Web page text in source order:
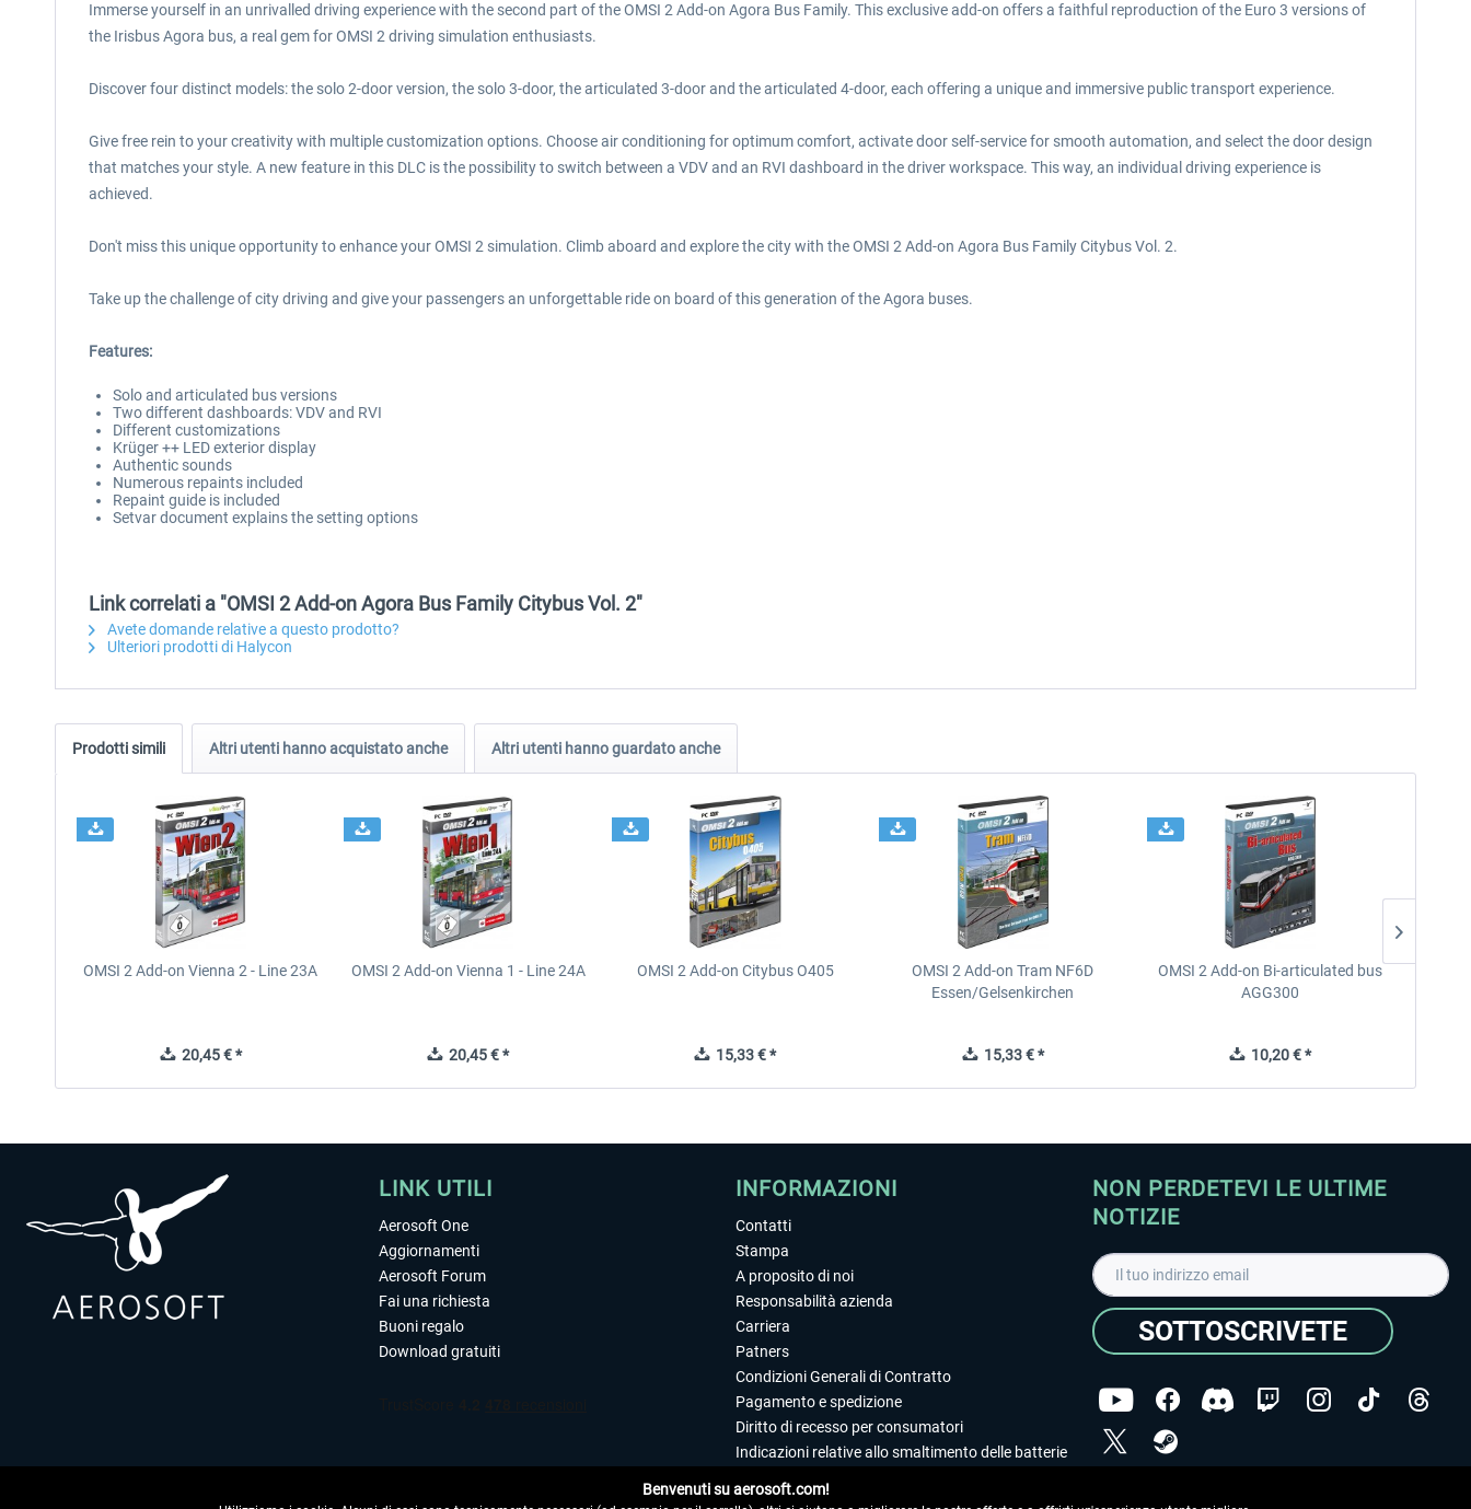
Immerse yourself in an unrivalled driving experience with the second part of the OMSI 2 Add-on Agora Bus Family. This exclusive add-on offers a faithful reproduction of the Euro 3 versions of
the Irisbus Agora bus, a real gem for OMSI 2 driving simulation enthusiasts.
Discover four distinct models: the solo 2-door version, the solo 3-door, the articulated 3-door and the articulated 4-door, each offering a unique and immersive public transport experience.
Give free rein to your creativity with multiple customization options. Choose air conditioning for optimum comfort, activate door self-service for smooth automation, and select the door design
that matches your style. A new feature in this DLC is the possibility to switch between a VDV and an RVI dashboard in the driver workspace. This way, an individual driving experience is
achieved.
Don't miss this unique opportunity to enhance your OMSI 2 simulation. Climb aboard and explore the city with the OMSI 2 Add-on Agora Bus Family Citybus Vol. 2.
Take up the challenge of city driving and give your passengers an unforgettable ride on board of this generation of the Agora buses.
Features:
Solo and articulated bus versions
Two different dashboards: VDV and RVI
Different customizations
Krüger ++ LED exterior display
Authentic sounds
Numerous repaints included
Repaint guide is included
Setvar document explains the setting options
Link correlati a "OMSI 2 Add-on Agora Bus Family Citybus Vol. 2"
Avete domande relative a questo prodotto?
Ulteriori prodotti di Halycon
Prodotti simili Altri utenti hanno acquistato anche Altri utenti hanno guardato anche
OMSI 2 Add-on Vienna 2 - Line 23A
20,45 € *
OMSI 2 Add-on Vienna 1 - Line 24A
20,45 € *
OMSI 2 Add-on Citybus O405
15,33 € *
OMSI 2 Add-on Tram NF6D
Essen/Gelsenkirchen
15,33 € *
OMSI 2 Add-on Bi-articulated bus
AGG300
10,20 € *
LINK UTILI
Aerosoft One
Aggiornamenti
Aerosoft Forum
Fai una richiesta
Buoni regalo
Download gratuiti
INFORMAZIONI
Contatti
Stampa
A proposito di noi
Responsabilità azienda
Carriera
Patners
Condizioni Generali di Contratto
Pagamento e spedizione
Diritto di recesso per consumatori
Indicazioni relative allo smaltimento delle batterie
Editoriale
NON PERDETEVI LE ULTIME
NOTIZIE
SOTTOSCRIVETE
Benvenuti su aerosoft.com!